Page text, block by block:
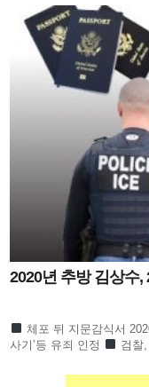
2020년 추방 김상수
체포 뒤 지문감식서
사기’등 유죄 인정
검찰